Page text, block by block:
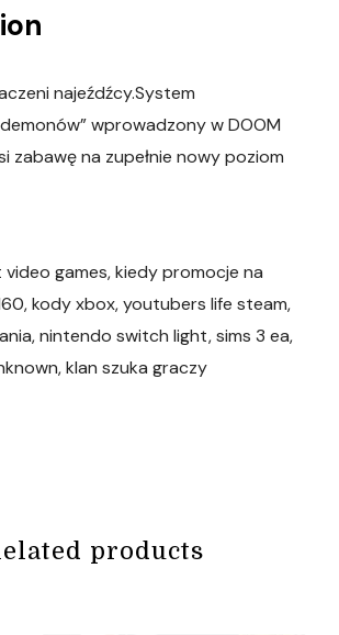
najeźdźcy.System
wprowadzony w DOOM
zabawę na zupełnie nowy poziom
games, kiedy promocje na
kody xbox, youtubers life steam,
nintendo switch light, sims 3 ea,
klan szuka graczy
products